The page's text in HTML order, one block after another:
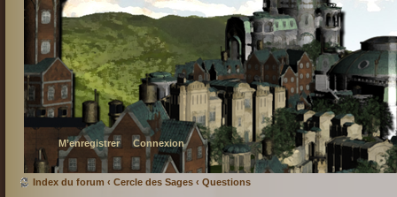
M’enregistrer Connexion
Index du forum ‹ Cercle des Sages ‹ Questions